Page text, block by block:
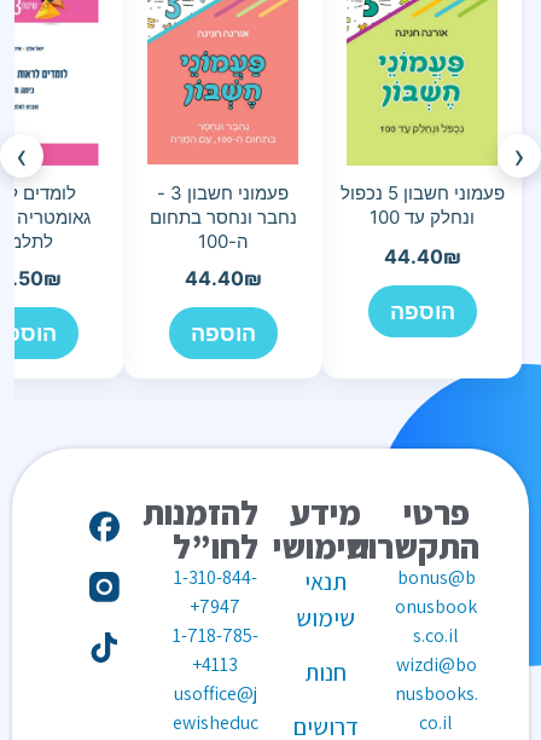
‹
פעמוני חשבון 5 נכפול
ונחלק עד 100
44.40₪
הוספה
פעמוני חשבון 3 -
נחבר ונחסר בתחום
ה-100
44.40₪
הוספה
לומדים
גאומטריה
₪
›
פרטי
התקשרות
bonus@b
onusbook
s.co.il
wizdi@bo
nusbooks.
co.il
מידע
שימושי
תנאי
שימוש
חנות
דרושים
להזמנות
לחו”ל
1-310-844-
7947+
1-718-785-
4113+
usoffice@j
ewisheduc